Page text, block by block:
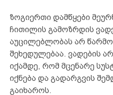
ზოგიერთი დამწყები
ჩითილის გამოზრდის
აუცილებლობას არ
შეხედულებაა. ვადების
იქამდე, რომ მცენარე
იქნება და გადარგვის
გაიხაროს.